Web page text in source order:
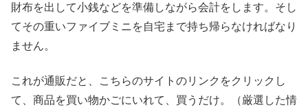
財布を出して小銭などを準備しながら会計をします。そし
てその重いファイブミニを自宅まで持ち帰らなければなり
ません。
これが通販だと、こちらのサイトのリンクをクリックし
て、商品を買い物かごにいれて、買うだけ。（厳選した情